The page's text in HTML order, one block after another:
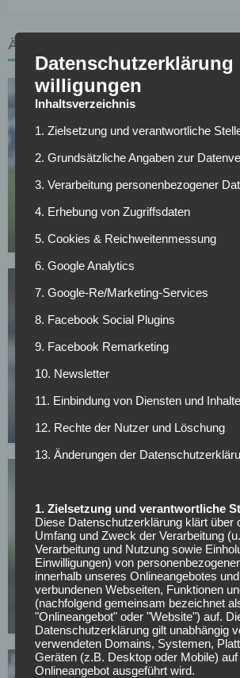
ÄHNLICHE ARTIKEL
sorgt für Planungssicherheit
29.04.2026
Klub will er spielen
24.04.2026
RB LEIPZIG
Gulácsi-Rückkehr bei Leipzig
Schlussmann dauerhaft ins
24.04.2026
Datenschutzerklärung
willigungen
Inhaltsverzeichnis
1. Zielsetzung und verantwortliche
2. Grundsätzliche Angaben zur
3. Verarbeitung personenbezogener
4. Erhebung von Zugriffsdaten
5. Cookies & Reichweitenmessung
6. Google Analytics
7. Google-Re/Marketing-Services
8. Facebook Social Plugins
9. Facebook Remarketing
10. Newsletter
11. Einbindung von Diensten und
12. Rechte der Nutzer und Löschung
13. Änderungen der
1. Zielsetzung und verantwortliche
Diese Datenschutzerklärung klärt über
Umfang und Zweck der Verarbeitung
Verarbeitung und Nutzung sowie
Einwilligungen) von
innerhalb unseres Onlineangebotes
verbundenen Webseiten, Funktionen
(nachfolgend gemeinsam bezeichnet
"Onlineangebot" oder "Website") auf.
Datenschutzerklärung gilt unabhängig
verwendeten Domains, Systemen,
Geräten (z.B. Desktop oder Mobile) auf
Onlineangebot ausgeführt wird.